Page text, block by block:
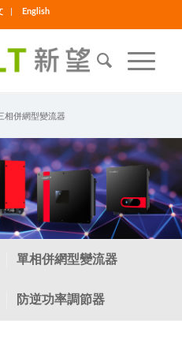
English
相併網型變流器
單相併網型變流器
防逆功率調節器